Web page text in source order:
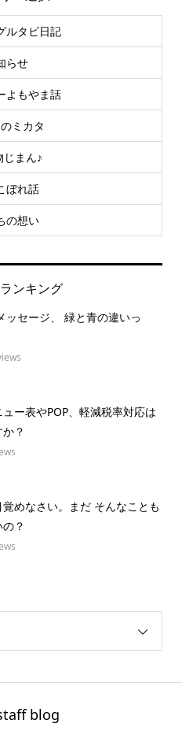
ルタビ日記
らせ
よもやま話
ミカタ
じまん♪
ぼれ話
の想い
ンキング
ッセージ、 緑と青の違いっ
ー表やPOP、軽減税率対応は
？
めなさい。まだ そんなことも
？
blog